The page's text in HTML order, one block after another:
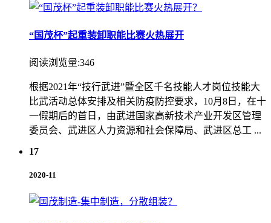
“国茂杯”起重装卸职能比赛火热展开
阅读浏览量:346
根据2021年“技行武进”暨全区千名技能人才岗位技能大
比武活动总体安排及相关防疫防控要求，10月8日，在十
一假期后的首日，由武进国家高新技术产业开发区管理
委员会、武进区人力资源和社会保障局、武进区总工 ...
17
2020-11